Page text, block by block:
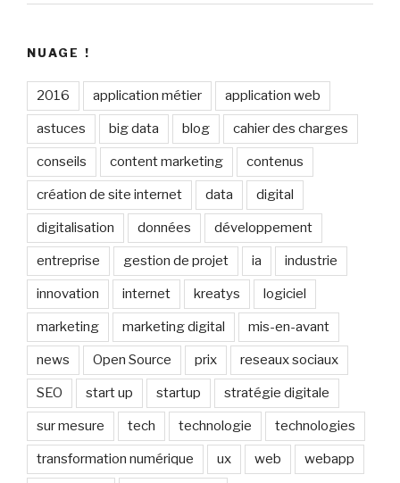
NUAGE !
2016 application métier application web
astuces big data blog cahier des charges
conseils content marketing contenus
création de site internet data digital
digitalisation données développement
entreprise gestion de projet ia industrie
innovation internet kreatys logiciel
marketing marketing digital mis-en-avant
news Open Source prix reseaux sociaux
SEO start up startup stratégie digitale
sur mesure tech technologie technologies
transformation numérique ux web webapp